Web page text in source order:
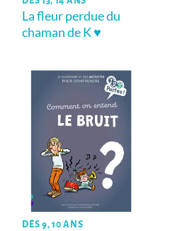
La fleur perdue du
chaman de K ♥
DÈS 9, 10 ANS